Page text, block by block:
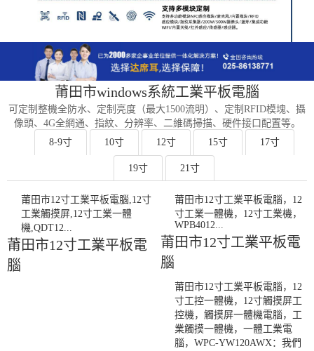
莆田市windows系統工業平板電腦
可定制整機全防水、定制亮度（最大1500流明）、定制RFID模塊、攝
像頭、4G全網通、指紋、分辨率、二維碼掃描、硬件接口配置等。
8-9寸
10寸 12寸 15寸 17寸
19寸 21寸
莆田市12寸工業平板電腦,12寸
工業觸摸屏,12寸工業一體
機,QDT12...
莆田市12寸工業平板電
腦
莆田市12寸工業平板電腦，12
寸工業一體機，12寸工業機，
WPB4012...
莆田市12寸工業平板電
腦
莆田市12寸工業平板電腦，12
寸工控一體機，12寸觸摸屏工
控機，觸摸屏一體機電腦，工
業觸摸一體機，一體工業電
腦，WPC-YW120AWX：我們